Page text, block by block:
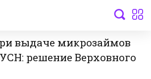
выдаче микрозаймов
решение Верховного